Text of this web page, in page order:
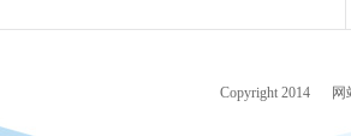
Copyright 2014 网